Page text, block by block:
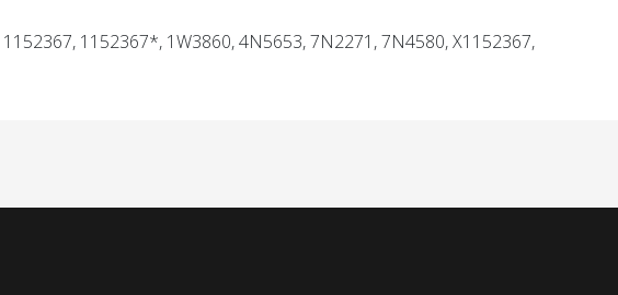
1152367*, 1W3860, 4N5653, 7N2271, 7N4580, X1152367,